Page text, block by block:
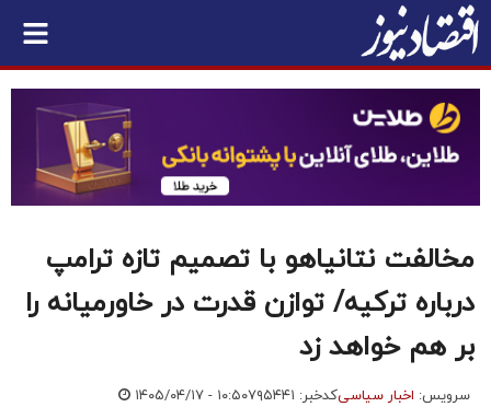
مخالفت نتانیاهو با تصمیم تازه ترامپ
درباره ترکیه/ توازن قدرت در خاورمیانه را
بر هم خواهد زد
سرویس: اخبار سیاسیکدخبر: ۷۹۵۴۴۱ ۱۴۰۵/۰۴/۱۷ - ۱۰:۵۰